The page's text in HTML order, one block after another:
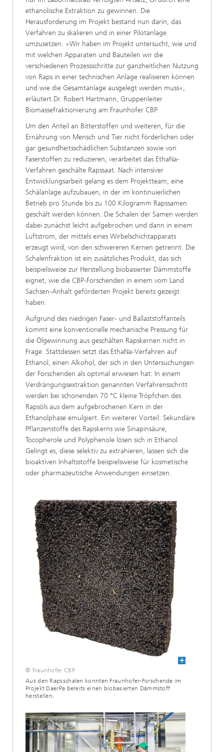
ethanolische Extraktion zu gewinnen. Die
Herausforderung im Projekt bestand nun darin, das
Verfahren zu skalieren und in einer Pilotanlage
umzusetzen. »Wir haben im Projekt untersucht, wie und
mit welchen Apparaten und Bauteilen wir die
verschiedenen Prozessschritte zur ganzheitlichen Nutzung
von Raps in einer technischen Anlage realisieren können
und wie die Gesamtanlage ausgelegt werden muss«,
erläutert Dr. Robert Hartmann, Gruppenleiter
Biomassefraktionierung am Fraunhofer CBP.
Um den Anteil an Bitterstoffen und weiteren, für die
Ernährung von Mensch und Tier nicht förderlichen oder
gar gesundheitsschädlichen Substanzen sowie von
Faserstoffen zu reduzieren, verarbeitet das EthaNa-
Verfahren geschälte Rapssaat. Nach intensiver
Entwicklungsarbeit gelang es dem Projektteam, eine
Schälanlage aufzubauen, in der im kontinuierlichen
Betrieb pro Stunde bis zu 100 Kilogramm Rapssamen
geschält werden können. Die Schalen der Samen werden
dabei zunächst leicht aufgebrochen und dann in einem
Luftstrom, der mittels eines Wirbelschichtapparats
erzeugt wird, von den schwereren Kernen getrennt. Die
Schalenfraktion ist ein zusätzliches Produkt, das sich
beispielsweise zur Herstellung biobasierter Dämmstoffe
eignet, wie die CBP-Forschenden in einem vom Land
Sachsen-Anhalt geförderten Projekt bereits gezeigt
haben.
Aufgrund des niedrigen Faser- und Ballaststoffanteils
kommt eine konventionelle mechanische Pressung für
die Ölgewinnung aus geschälten Rapskernen nicht in
Frage. Stattdessen setzt das EthaNa-Verfahren auf
Ethanol, einen Alkohol, der sich in den Untersuchungen
der Forschenden als optimal erwiesen hat: In einem
Verdrängungsextraktion genannten Verfahrensschritt
werden bei schonenden 70 °C kleine Tröpfchen des
Rapsöls aus dem aufgebrochenen Kern in der
Ethanolphase emulgiert. Ein weiterer Vorteil: Sekundäre
Pflanzenstoffe des Rapskerns wie Sinapinsäure,
Tocopherole und Polyphenole lösen sich in Ethanol.
Gelingt es, diese selektiv zu extrahieren, lassen sich die
bioaktiven Inhaltsstoffe beispielsweise für kosmetische
oder pharmazeutische Anwendungen einsetzen.
© Fraunhofer CBP
Aus den Rapsschalen konnten Fraunhofer-Forschende im
Projekt DaerPa bereits einen biobasierten Dämmstoff
herstellen.